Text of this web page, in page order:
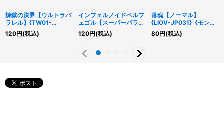
煉獄の決界【ウルトラパ
ラレル】{TW01-
JP100}《魔法》
120円(税込)
インフェルノイドベルフ
ェゴル【スーパーパラレ
ル】{TW01-JP109}
《モンスター》
120円(税込)
落魂【ノーマル】
{LIOV-JP031}《モンス
ター》
80円(税込)